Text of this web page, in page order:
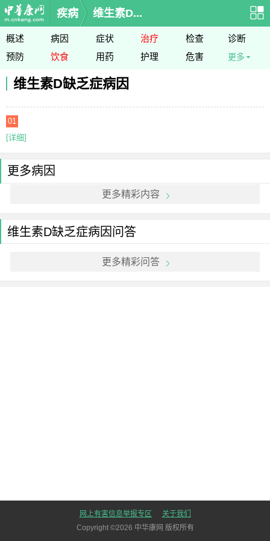
疾病 维生素D...
概述 病因 症状 治疗 检查
诊断
预防
饮食 用药 护理 危害 更多
维生素D缺乏症病因
01
[详细]
更多病因
更多精彩内容
维生素D缺乏症病因问答
更多精彩问答
网上有害信息举报专区
关于我们
Copyright ©2026 中华康网 版权所有